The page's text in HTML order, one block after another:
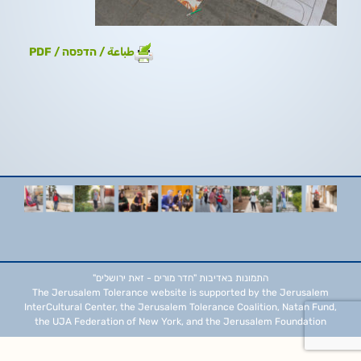
طباعة / הדפסה / PDF
התמונות באדיבות "חדר מורים - זאת ירושלים"
The Jerusalem Tolerance website is supported by the Jerusalem
InterCultural Center, the Jerusalem Tolerance Coalition, Natan Fund,
the UJA Federation of New York, and the Jerusalem Foundation